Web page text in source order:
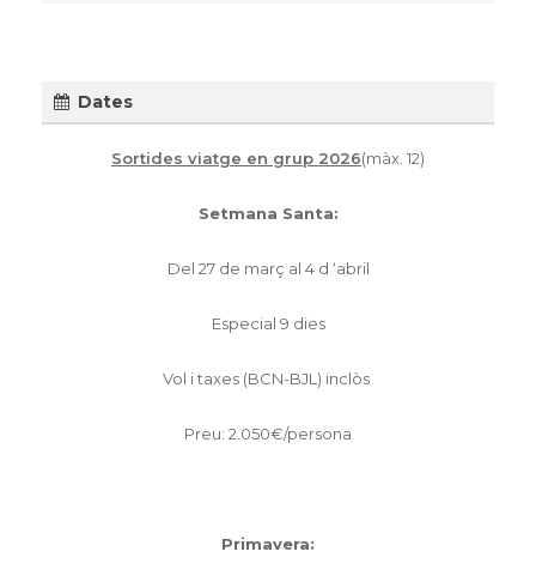
Dates
Sortides viatge en grup 2026(màx. 12)
Setmana Santa:
Del 27 de març al 4 d ‘abril
Especial 9 dies
Vol i taxes (BCN-BJL) inclòs
Preu: 2.050€/persona
Primavera: